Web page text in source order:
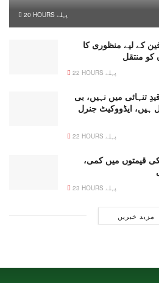
20 HOURS پہلے
کے لیے منظوری کا
کو منتقل
22 HOURS پہلے
تنہائی میں نہیں، بی
ایڈووکیٹ جنرل
22 HOURS پہلے
کی قیمتوں میں کمی،
23 HOURS پہلے
مزید خبریں